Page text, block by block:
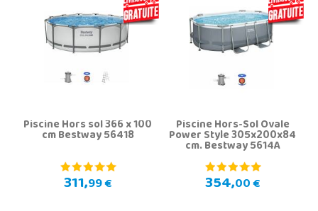
Piscine Hors sol 366 x 100
cm Bestway 56418
311,99 €
Piscine Hors-Sol Ovale
Power Style 305x200x84
cm. Bestway 5614A
354,00 €